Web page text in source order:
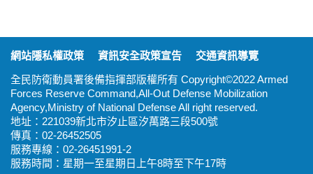
網站隱私權政策
資訊安全政策宣告
交通資訊導覽
全民防衛動員署後備指揮部版權所有 Copyright©2022 Armed
Forces Reserve Command,All-Out Defense Mobilization
Agency,Ministry of National Defense All right reserved.
地址：221039新北市汐止區汐萬路三段500號
傳真：02-26452505
服務專線：02-26451991-2
服務時間：星期一至星期日上午8時至下午17時